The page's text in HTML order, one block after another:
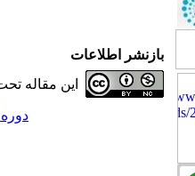
بازنشر اطلاعات
این مقاله
دوره 26، شماره 4 - ( 8-1396 )